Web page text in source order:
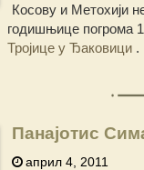
Косову и Метохији
годишњице погрома
Тројице у Ђаковици .
Панајотис
април 4, 2011